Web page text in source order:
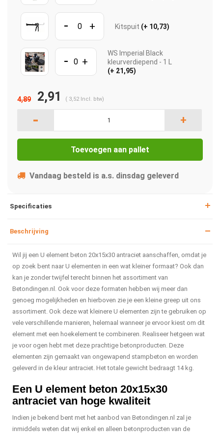
- + Kitspuit (+ 10,73)
- +
WS Imperial Black
kleurverdiepend - 1 L
(+ 21,95)
4,89 2,91 ( 3,52 Incl. btw)
- +
Toevoegen aan pallet
Vandaag besteld is a.s. dinsdag geleverd
Specificaties
Beschrijving
Wil jij een U element beton 20x15x30 antraciet aanschaffen, omdat je
op zoek bent naar U elementen in een wat kleiner formaat? Ook dan
kan je zonder twijfel terecht binnen het assortiment van
Betondingen.nl. Ook voor deze formaten hebben wij meer dan
genoeg mogelijkheden en hierboven zie je een kleine greep uit ons
assortiment. Ook deze wat kleinere U elementen zijn te gebruiken op
vele verschillende manieren, helemaal wanneer je ervoor kiest om dit
element met een hoekelement te combineren. Realiseer hetgeen wat
je voor ogen hebt met deze prachtige betonproducten. Deze
elementen zijn gemaakt van ongewapend stampbeton en worden
geleverd in de kleur antraciet. Het totale gewicht bedraagt 14 kg.
Een U element beton 20x15x30
antraciet van hoge kwaliteit
Indien je bekend bent met het aanbod van Betondingen.nl zal je
inmiddels weten dat wij enkel en alleen betonproducten van de